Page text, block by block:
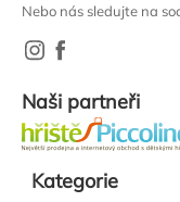
Nebo nás sledujte na
Naši partneři
Kategorie